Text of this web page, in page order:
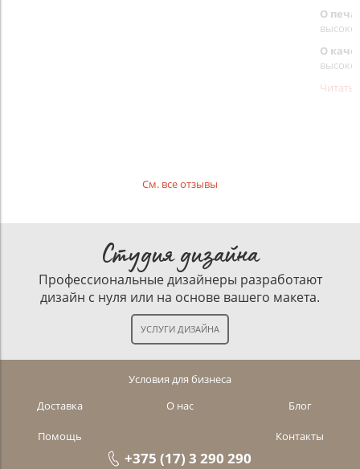
О
О
Читать
См. все отзывы
Студия дизайна
Профессиональные дизайнеры разработают
дизайн с нуля или на основе вашего макета.
Условия для бизнеса
Доставка
О нас Блог
Помощь Контакты
+375 (17) 3 290 290